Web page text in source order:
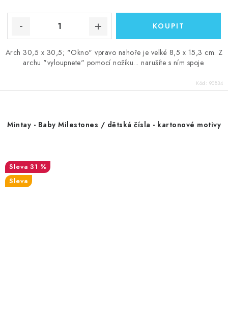
Arch 30,5 x 30,5; "Okno" vpravo nahoře je velké 8,5 x 15,3 cm. Z
archu "vyloupnete" pomocí nožíku... narušíte s ním spoje.
Kód: 90834
Mintay - Baby Milestones / dětská čísla - kartonové motivy
31 %
Sleva